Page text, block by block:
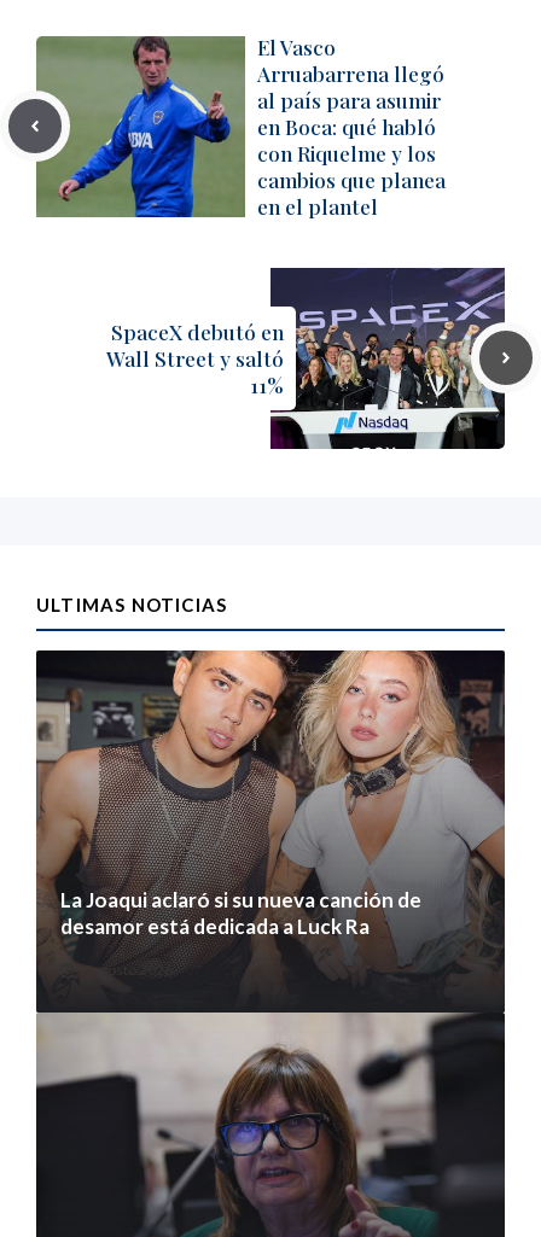
El Vasco
Arruabarrena llegó
al país para asumir
en Boca: qué habló
con Riquelme y los
cambios que planea
en el plantel
SpaceX debutó en
Wall Street y saltó
11%
ULTIMAS NOTICIAS
La Joaqui aclaró si su nueva canción de
desamor está dedicada a Luck Ra
7 agosto 2026